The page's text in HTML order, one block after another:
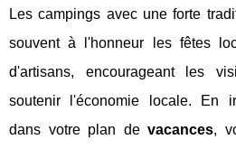
Les campings avec une forte
souvent à l'honneur les fêtes
d'artisans, encourageant les
soutenir l'économie locale. En
dans votre plan devacances,